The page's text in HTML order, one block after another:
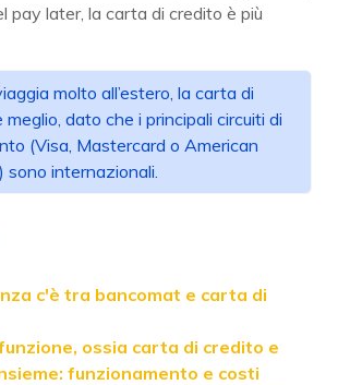
pay later, la carta di credito è più
molto all’estero, la carta di
meglio, dato che i principali circuiti di
(Visa, Mastercard o American
sono internazionali.
c'è tra bancomat e carta di
ossia carta di credito e
funzionamento e costi